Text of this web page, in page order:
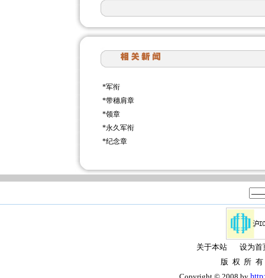
*军衔
*带穗肩章
*领章
*永久军衔
*纪念章